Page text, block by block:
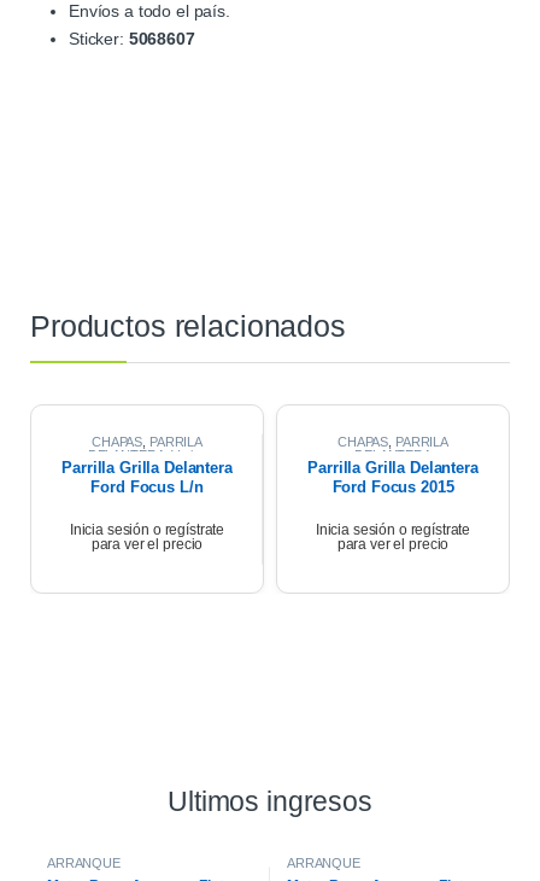
Envíos a todo el país.
Sticker: 5068607
Productos relacionados
CHAPAS
PARRILA
DELANTERA ,Varios
Parrilla Grilla Delantera
Ford Focus L/n
Inicia sesión o regístrate
para ver el precio
CHAPAS
PARRILA
DELANTERA
Parrilla Grilla Delantera
Ford Focus 2015
Inicia sesión o regístrate
para ver el precio
Ultimos ingresos
ARRANQUE ARRANQUE